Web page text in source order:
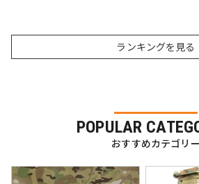
ランキングを見る
POPULAR
おすすめカテゴリー